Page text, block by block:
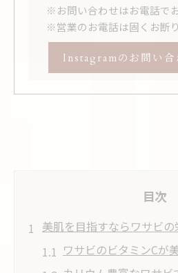
※お問い合わせはお電話で
※営業のお電話は固くお断
Instagramのお問い合
目次
美肌を目指すならワサビ
ワサビのビタミンCが